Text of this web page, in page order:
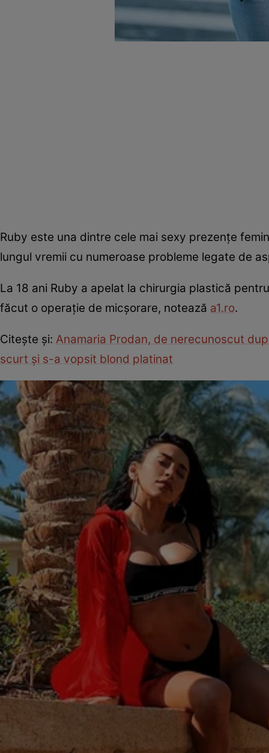
Ruby este una dintre cele mai sexy prezenţe
lungul vremii cu numeroase probleme legate de
La 18 ani Ruby a apelat la chirurgia plastică
făcut o operaţie de micşorare, notează a1.ro.
Citeşte şi: Anamaria Prodan, de nerecunoscut
scurt şi s-a vopsit blond platinat